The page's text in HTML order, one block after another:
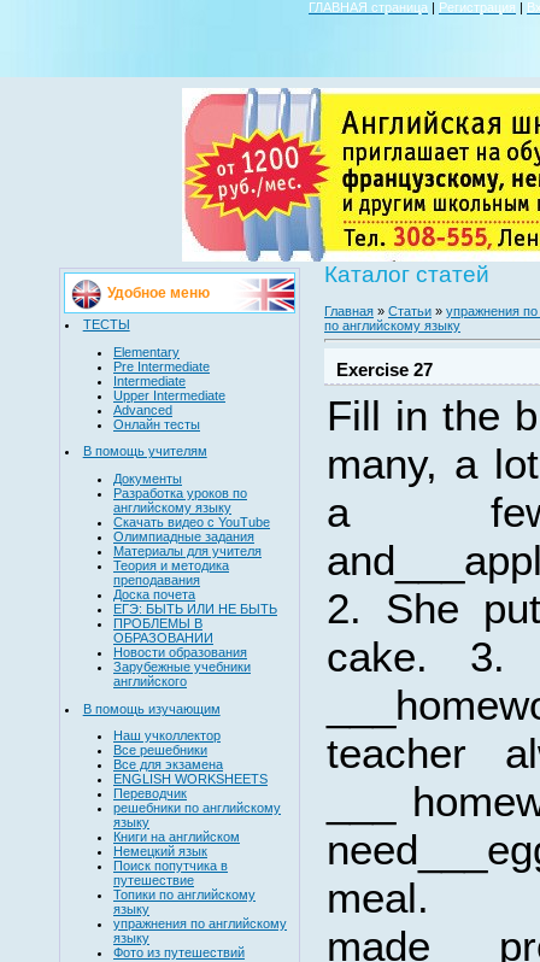
ГЛАВНАЯ страница | Регистрация |
Удобное меню
ТЕСТЫ
Elementary
Pre Intermediate
Intermediate
Upper Intermediate
Advanced
Онлайн тесты
В помощь учителям
Документы
Разработка уроков по
английскому языку
Скачать видео с YouTube
Олимпиадные задания
Материалы для учителя
Теория и методика
преподавания
Доска почета
ЕГЭ: БЫТЬ ИЛИ НЕ БЫТЬ
ПРОБЛЕМЫ В
ОБРАЗОВАНИИ
Новости образования
Зарубежные учебники
английского
В помощь изучающим
Наш учколлектор
Все решебники
Все для экзамена
ENGLISH WORKSHEETS
Переводчик
решебники по английскому
языку
Книги на английском
Немецкий язык
Поиск попутчика в
путешествие
Топики по английскому
языку
упражнения по английскому
языку
Фото из путешествий
Каталог статей
Главная » Статьи » упражнения
по английскому языку
Exercise 27
Fill in the
many, a
a few
2. She
cake. 3.
teacher
___